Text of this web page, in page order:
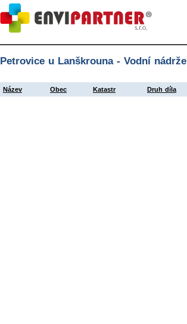
Petrovice u Lanškrouna - Vodní nádrže
Název Obec Katastr Druh díla